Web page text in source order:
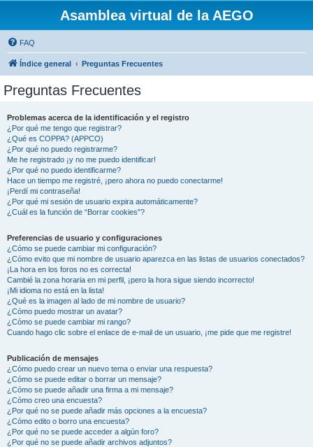
Asamblea virtual de la AEGO
FAQ
Índice general Preguntas Frecuentes
Preguntas Frecuentes
Problemas acerca de la identificación y el registro
¿Por qué me tengo que registrar?
¿Qué es COPPA? (APPCO)
¿Por qué no puedo registrarme?
Me he registrado ¡y no me puedo identificar!
¿Por qué no puedo identificarme?
Hace un tiempo me registré, ¡pero ahora no puedo conectarme!
¡Perdí mi contraseña!
¿Por qué mi sesión de usuario expira automáticamente?
¿Cuál es la función de “Borrar cookies”?
Preferencias de usuario y configuraciones
¿Cómo se puede cambiar mi configuración?
¿Cómo evito que mi nombre de usuario aparezca en las listas de usuarios conectados?
¡La hora en los foros no es correcta!
Cambié la zona horaria en mi perfil, ¡pero la hora sigue siendo incorrecto!
¡Mi idioma no está en la lista!
¿Qué es la imagen al lado de mi nombre de usuario?
¿Cómo puedo mostrar un avatar?
¿Cómo se puede cambiar mi rango?
Cuando hago clic sobre el enlace de e-mail de un usuario, ¡me pide que me registre!
Publicación de mensajes
¿Cómo puedo crear un nuevo tema o enviar una respuesta?
¿Cómo se puede editar o borrar un mensaje?
¿Cómo se puede añadir una firma a mi mensaje?
¿Cómo creo una encuesta?
¿Por qué no se puede añadir más opciones a la encuesta?
¿Cómo edito o borro una encuesta?
¿Por qué no se puede acceder a algún foro?
¿Por qué no se puede añadir archivos adjuntos?